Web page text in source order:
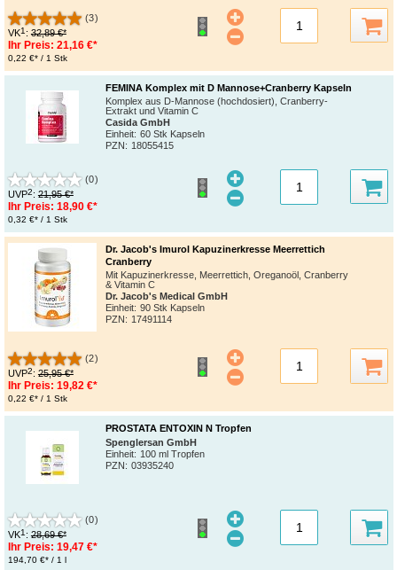
(3)
VK1 : 32,89 €*
Ihr Preis: 21,16 €*
0,22 €* / 1 Stk
FEMINA Komplex mit D Mannose+Cranberry Kapseln
Komplex aus D-Mannose (hochdosiert), Cranberry-
Extrakt und Vitamin C
Casida GmbH
Einheit: 60 Stk Kapseln
PZN: 18055415
(0)
UVP2: 21,95 €*
Ihr Preis: 18,90 €*
0,32 €* / 1 Stk
Dr. Jacob's Imurol Kapuzinerkresse Meerrettich
Cranberry
Mit Kapuzinerkresse, Meerrettich, Oreganoöl, Cranberry
& Vitamin C
Dr. Jacob's Medical GmbH
Einheit: 90 Stk Kapseln
PZN: 17491114
(2)
UVP2: 25,95 €*
Ihr Preis: 19,82 €*
0,22 €* / 1 Stk
PROSTATA ENTOXIN N Tropfen
Spenglersan GmbH
Einheit: 100 ml Tropfen
PZN: 03935240
(0)
VK1 : 28,69 €*
Ihr Preis: 19,47 €*
194,70 €* / 1 l